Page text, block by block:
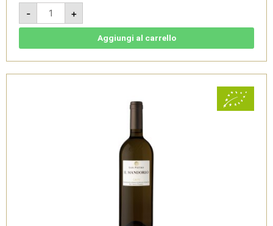
-
Il
Mandorlo
2020
-
1,5L
Tenuta
+
Aggiungi al carrello